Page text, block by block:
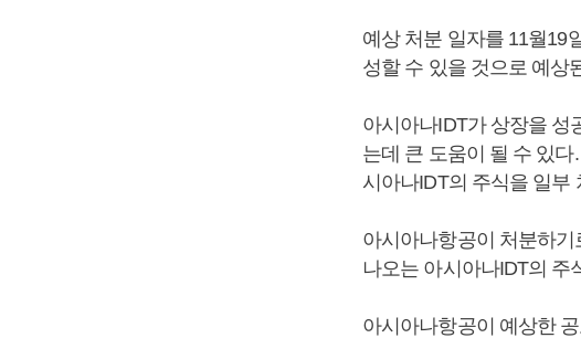
예상 처분 일자를 11월19
성할 수 있을 것으로 예상
아시아나IDT가 상장을 성
는데 큰 도움이 될 수 있
시아나IDT의 주식을 일부
아시아나항공이 처분하
나오는 아시아나IDT의 주
아시아나항공이 예상한